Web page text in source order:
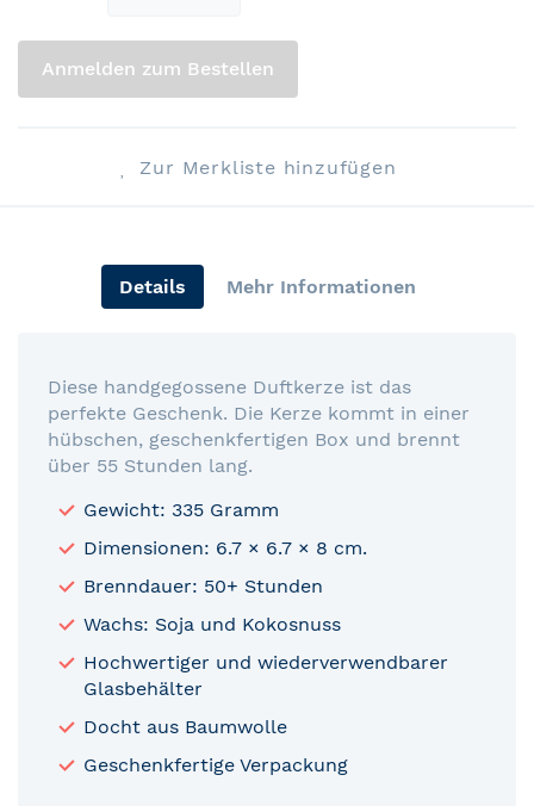
Anmelden zum Bestellen
Zur Merkliste hinzufügen
Details Mehr Informationen
Diese handgegossene Duftkerze ist das
perfekte Geschenk. Die Kerze kommt in einer
hübschen, geschenkfertigen Box und brennt
über 55 Stunden lang.
Gewicht: 335 Gramm
Dimensionen: 6.7 × 6.7 × 8 cm.
Brenndauer: 50+ Stunden
Wachs: Soja und Kokosnuss
Hochwertiger und wiederverwendbarer
Glasbehälter
Docht aus Baumwolle
Geschenkfertige Verpackung